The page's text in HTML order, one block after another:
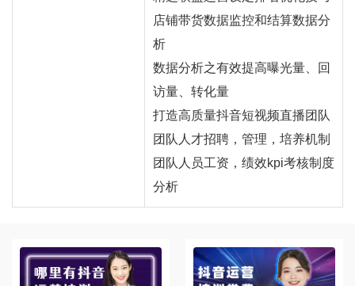
店铺带货数据监控和结算数据分
析
数据分析之有效提高曝光量、回
访量、转化量
打造高质量抖音短视频直播团队
团队人才招聘，管理，培养机制
团队人员工资，绩效kpi考核制度
分析